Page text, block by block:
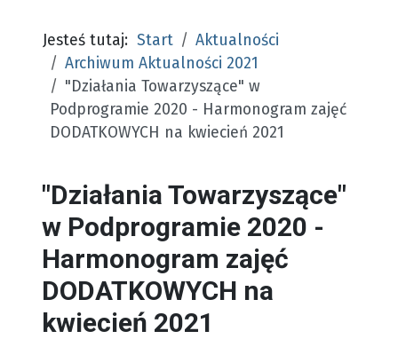
Jesteś tutaj: Start
Aktualności
Archiwum Aktualności 2021
"Działania Towarzyszące" w
Podprogramie 2020 - Harmonogram zajęć
DODATKOWYCH na kwiecień 2021
"Działania Towarzyszące"
w Podprogramie 2020 -
Harmonogram zajęć
DODATKOWYCH na
kwiecień 2021